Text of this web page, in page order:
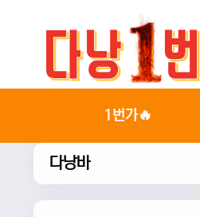
1번가🔥
다낭바